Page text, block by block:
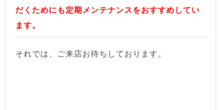
だくためにも定期メンテナンスをおすすめしてい
ます。
それでは、ご来店お待ちしております。